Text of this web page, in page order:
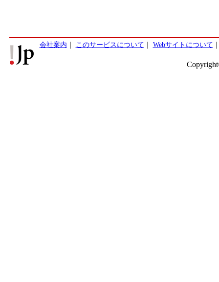
会社案内 このサービスについて Webサイトについて